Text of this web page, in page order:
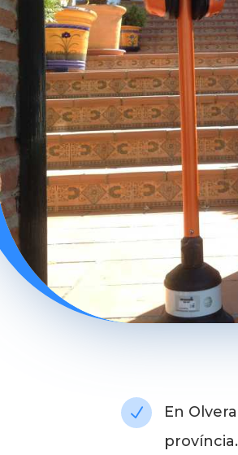
N
En
província.